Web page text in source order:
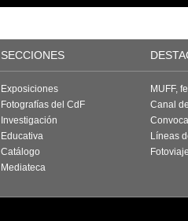
SECCIONES
Exposiciones
Fotografías del CdF
Investigación
Educativa
Catálogo
Mediateca
MUFF,
Canal
Líneas